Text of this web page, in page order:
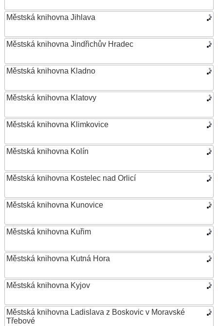
Městská knihovna Jihlava
Městská knihovna Jindřichův Hradec
Městská knihovna Kladno
Městská knihovna Klatovy
Městská knihovna Klimkovice
Městská knihovna Kolín
Městská knihovna Kostelec nad Orlicí
Městská knihovna Kunovice
Městská knihovna Kuřim
Městská knihovna Kutná Hora
Městská knihovna Kyjov
Městská knihovna Ladislava z Boskovic v Moravské
Třebové